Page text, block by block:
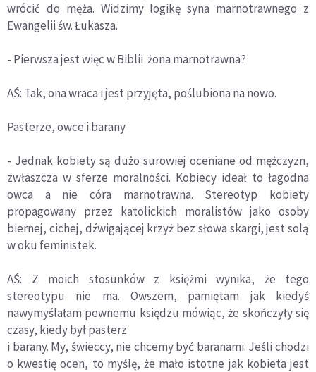
wrócić do męża. Widzimy logikę syna marnotrawnego z
Ewangelii św. Łukasza.
- Pierwsza jest więc w Biblii żona marnotrawna?
AŚ: Tak, ona wraca i jest przyjęta, poślubiona na nowo.
Pasterze, owce i barany
- Jednak kobiety są dużo surowiej oceniane od mężczyzn,
zwłaszcza w sferze moralności. Kobiecy ideał to łagodna
owca a nie córa marnotrawna. Stereotyp kobiety
propagowany przez katolickich moralistów jako osoby
biernej, cichej, dźwigającej krzyż bez słowa skargi, jest solą
w oku feministek.
AŚ: Z moich stosunków z księżmi wynika, że tego
stereotypu nie ma. Owszem, pamiętam jak kiedyś
nawymyślałam pewnemu księdzu mówiąc, że skończyły się
czasy, kiedy był pasterz
i barany. My, świeccy, nie chcemy być baranami. Jeśli chodzi
o kwestię ocen, to myślę, że mało istotne jak kobieta jest